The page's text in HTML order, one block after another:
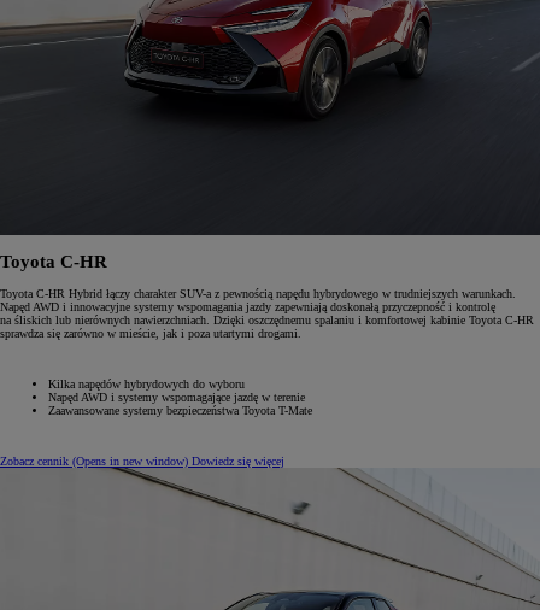
Toyota C-HR
Toyota C-HR Hybrid łączy charakter SUV-a z pewnością napędu hybrydowego w trudniejszych warunkach.
Napęd AWD i innowacyjne systemy wspomagania jazdy zapewniają doskonałą przyczepność i kontrolę
na śliskich lub nierównych nawierzchniach. Dzięki oszczędnemu spalaniu i komfortowej kabinie Toyota C-HR
sprawdza się zarówno w mieście, jak i poza utartymi drogami.
Kilka napędów hybrydowych do wyboru
Napęd AWD i systemy wspomagające jazdę w terenie
Zaawansowane systemy bezpieczeństwa Toyota T-Mate
Zobacz cennik (Opens in new window) Dowiedz się więcej